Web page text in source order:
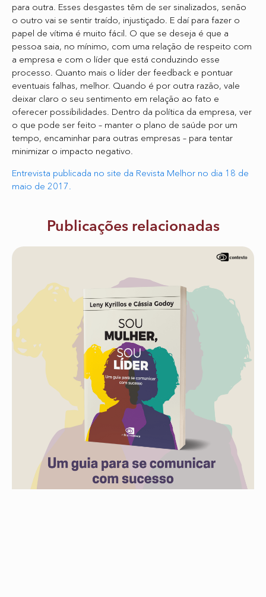
para outra. Esses desgastes têm de ser sinalizados, senão
o outro vai se sentir traído, injustiçado. E daí para fazer o
papel de vítima é muito fácil. O que se deseja é que a
pessoa saia, no mínimo, com uma relação de respeito com
a empresa e com o líder que está conduzindo esse
processo. Quanto mais o líder der feedback e pontuar
eventuais falhas, melhor. Quando é por outra razão, vale
deixar claro o seu sentimento em relação ao fato e
oferecer possibilidades. Dentro da política da empresa, ver
o que pode ser feito – manter o plano de saúde por um
tempo, encaminhar para outras empresas – para tentar
minimizar o impacto negativo.
Entrevista publicada no site da Revista Melhor no dia 18 de
maio de 2017.
Publicações relacionadas